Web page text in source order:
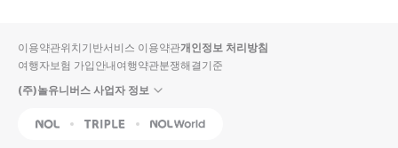
입니
다.
순
상
이용약관위치기반서비스 이용약관개인정보 처리방침
여행자보험 가입안내여행약관분쟁해결기준
(주)놀유니버스 사업자 정보
NOL Triple Interpark Global